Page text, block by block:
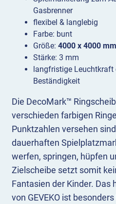
Die DecoMark™
verschieden farbigen
Punktzahlen versehen
dauerhaften
werfen, springen, hüpfen
Zielscheibe setzt somit
Fantasien der Kinder.
von GEVEKO ist
Gasbrenner
flexibel & langlebig
Farbe: bunt
Größe: 4000 x 4000 mm
Stärke: 3 mm
langfristige Leuchtkraft
Beständigkeit